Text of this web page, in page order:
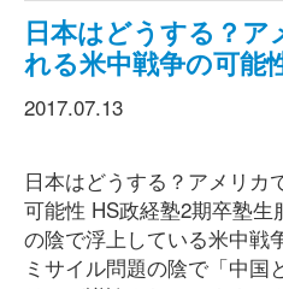
日本はどうする？
れる米中戦争の可能
2017.07.13
日本はどうする？アメリカ
可能性 HS政経塾2期卒塾
の陰で浮上している米中戦
ミサイル問題の陰で「中国